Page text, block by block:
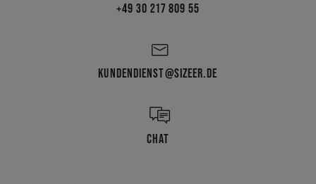
+49 30 217 809 55
KUNDENDIENST@SIZEER.DE
CHAT